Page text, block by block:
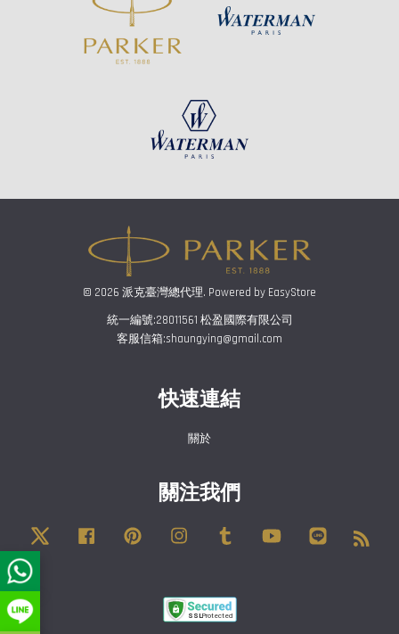
© 2026 派克臺灣總代理. Powered by EasyStore
統一編號:28011561 松盈國際有限公司
客服信箱:shaungying@gmail.com
快速連結
關於
關注我們
Twitter Facebook Pinterest Instagram Tumblr YouTube